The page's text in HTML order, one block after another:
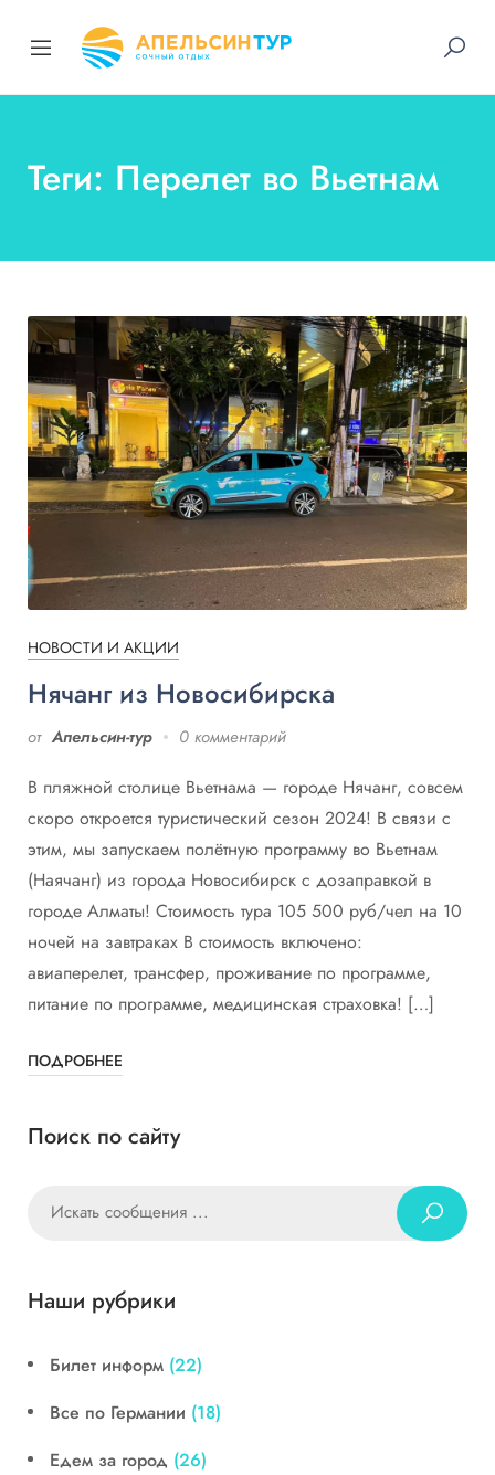
Теги: Перелет во Вьетнам
НОВОСТИ И АКЦИИ
Нячанг из Новосибирска
от Апельсин-тур 0 комментарий
В пляжной столице Вьетнама — городе Нячанг, совсем
скоро откроется туристический сезон 2024! В связи с
этим, мы запускаем полётную программу во Вьетнам
(Наячанг) из города Новосибирск с дозаправкой в
городе Алматы! Стоимость тура 105 500 руб/чел на 10
ночей на завтраках В стоимость включено:
авиаперелет, трансфер, проживание по программе,
питание по программе, медицинская страховка! […]
ПОДРОБНЕЕ
Поиск по сайту
Наши рубрики
Билет информ (22)
Все по Германии (18)
Едем за город (26)